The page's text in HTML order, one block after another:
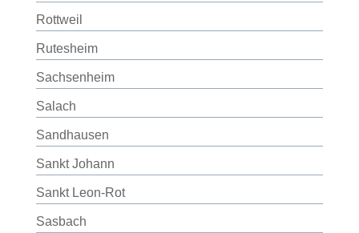
Rottweil
Rutesheim
Sachsenheim
Salach
Sandhausen
Sankt Johann
Sankt Leon-Rot
Sasbach